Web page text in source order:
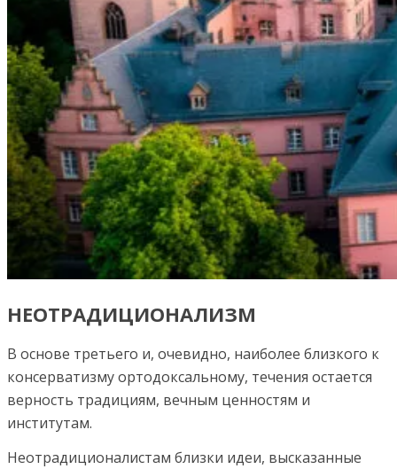
НЕОТРАДИЦИОНАЛИЗМ
В основе третьего и, очевидно, наиболее близкого к
консерватизму ортодоксальному, течения остается
верность традициям, вечным ценностям и
институтам.
Неотрадиционалистам близки идеи, высказанные